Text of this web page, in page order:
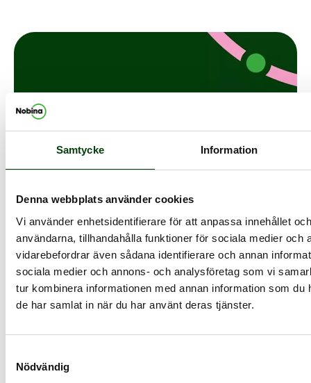
Samtycke Information
Denna webbplats använder cookies
Vi använder enhetsidentifierare för att anpassa innehållet
användarna, tillhandahålla funktioner för sociala medier och
vidarebefordrar även sådana identifierare och annan
sociala medier och annons- och analysföretag som vi
tur kombinera informationen med annan information som du
de har samlat in när du har använt deras tjänster.
Nödvändig